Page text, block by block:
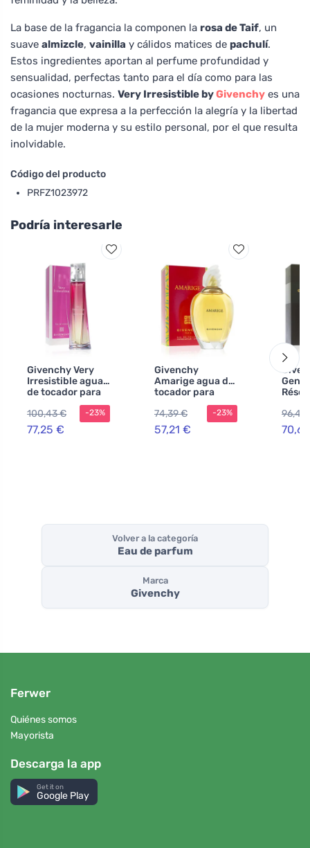
La base de la fragancia la componen la rosa de Taif, un
suave almizcle, vainilla y cálidos matices de pachulí.
Estos ingredientes aportan al perfume profundidad y
sensualidad, perfectas tanto para el día como para las
ocasiones nocturnas. Very Irresistible byGivenchy es una
fragancia que expresa a la perfección la alegría y la libertad
de la mujer moderna y su estilo personal, por el que resulta
inolvidable.
Código del producto
PRFZ1023972
Podría interesarle
Givenchy Very
Irresistible agua
de tocador para
mujer 75 ml
100,43 €
77,25 €
-23%
Givenchy
Amarige agua de
tocador para
mujer 100 ml
74,39 €
57,21 €
-23%
para
100
96,46
Volver a la categoría
Eau de parfum
Marca
Givenchy
Ferwer
Quiénes somos
Mayorista
Descarga la app
Get it on
Google Play